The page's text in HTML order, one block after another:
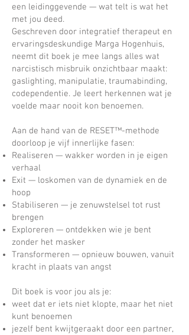
een leidinggevende — wat telt is wat het
met jou deed.
Geschreven door integratief therapeut en
ervaringsdeskundige Marga Hogenhuis,
neemt dit boek je mee langs alles wat
narcistisch misbruik onzichtbaar maakt:
gaslighting, manipulatie, traumabinding,
codependentie. Je leert herkennen wat je
voelde maar nooit kon benoemen.
Aan de hand van de RESET™-methode
doorloop je vijf innerlijke fasen:
Realiseren — wakker worden in je eigen
verhaal
Exit — loskomen van de dynamiek en de
hoop
Stabiliseren — je zenuwstelsel tot rust
brengen
Exploreren — ontdekken wie je bent
zonder het masker
Transformeren — opnieuw bouwen, vanuit
kracht in plaats van angst
Dit boek is voor jou als je:
weet dat er iets niet klopte, maar het niet
kunt benoemen
jezelf bent kwijtgeraakt door een partner,